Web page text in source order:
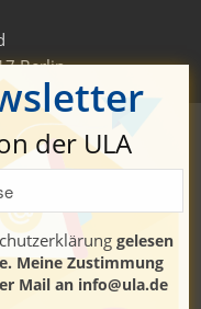
Berlin
verwendet, um die
Nutzererlebnis zu
Seiten erklären Sie
und
Datenschutzerklärung.
der ULA
gelesen
Meine Zustimmung
Mail an info@ula.de